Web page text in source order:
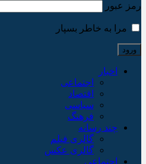
رمز عبور
مرا به خاطر بسپار
اخبار
اجتماعی
اقتصاد
سیاسی
فرهنگ
چند رسانه
گالری فیلم
گالری عکس
اجتماعی